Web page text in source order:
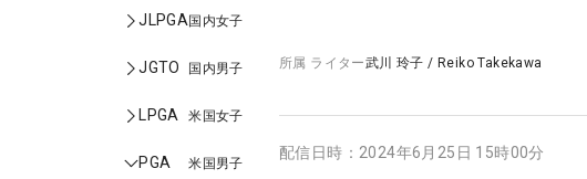
JLPGA国内女子
JGTO 国内男子
LPGA 米国女子
PGA 米国男子
所属 ライター武川 玲子 / Reiko Takekawa
配信日時： 2024年6月25日 15時00分